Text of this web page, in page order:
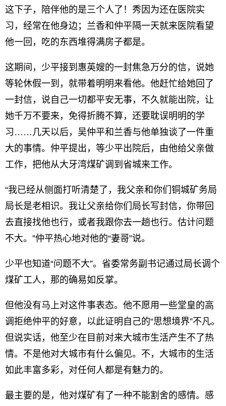
这下子，陪伴他的是三个人了！秀因为还在医院实
习，经常在他身边；兰香和仲平隔一天就来医院看望
他一回，吃的东西堆得满房子都是。
这期间，少平接到惠英嫂的一封焦急万分的信，说她
等轮休假一到，就带着明明来看他。他赶忙给她回了
一封信，说自己一切都平安无事，不久就能出院，让
她千万不要来，免得折腾不算，还要耽误明明的学
习……几天以后，吴仲平和兰香与他单独谈了一件重
大的事情。仲平提出，等少平出院后，由他给父亲做
工作，把他从大牙湾煤矿调到省城来工作。
“我已经从侧面打听清楚了，我父亲和你们铜城矿务局
局长是老相识。我让父亲给你们局长写封信，你带回
去直接找他也行，或者我跟你去一趟也行。估计问题
不大。”仲平热心地对他的“妻哥”说。
少平也知道“问题不大”。省委常务副书记通过局长调个
煤矿工人，那的确易如反掌。
但他没有马上对这件事表态。他不愿用一些堂皇的高
调拒绝仲平的好意，以此证明自己的“思想境界”不凡。
但说实话，他至少在目前对来大城市生活产生不了热
情。不是他对大城市有什么偏见。不，大城市的生活
如此丰富多彩，对任何人都是有魅力的。
最主要的是，他对煤矿有了一种不能割舍的感情。感